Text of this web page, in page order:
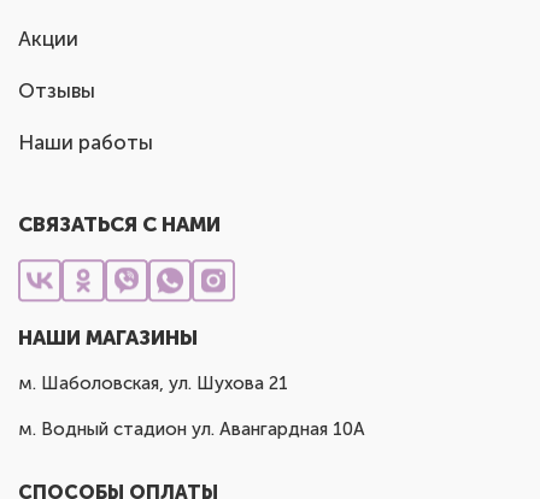
Акции
Отзывы
Наши работы
СВЯЗАТЬСЯ С НАМИ
НАШИ МАГАЗИНЫ
м. Шаболовская, ул. Шухова 21
м. Водный стадион ул. Авангардная 10А
СПОСОБЫ ОПЛАТЫ